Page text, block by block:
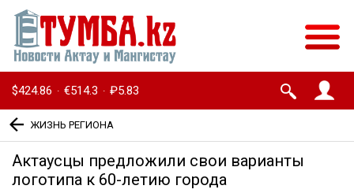
$424.86 · €514.3 · ₽5.83
ЖИЗНЬ РЕГИОНА
Актаусцы предложили свои варианты
логотипа к 60-летию города